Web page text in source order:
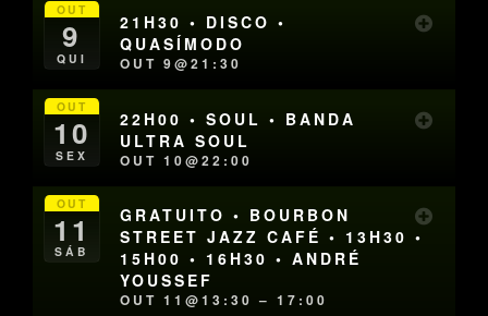
OUT
9
QUI
21H30 • DISCO •
QUASÍMODO
OUT 9@21:30
OUT
10
SEX
22H00 • SOUL • BANDA
ULTRA SOUL
OUT 10@22:00
OUT
11
SÁB
GRATUITO • BOURBON
STREET JAZZ CAFÉ • 13H30 •
15H00 • 16H30 • ANDRÉ
YOUSSEF
OUT 11@13:30 – 17:00